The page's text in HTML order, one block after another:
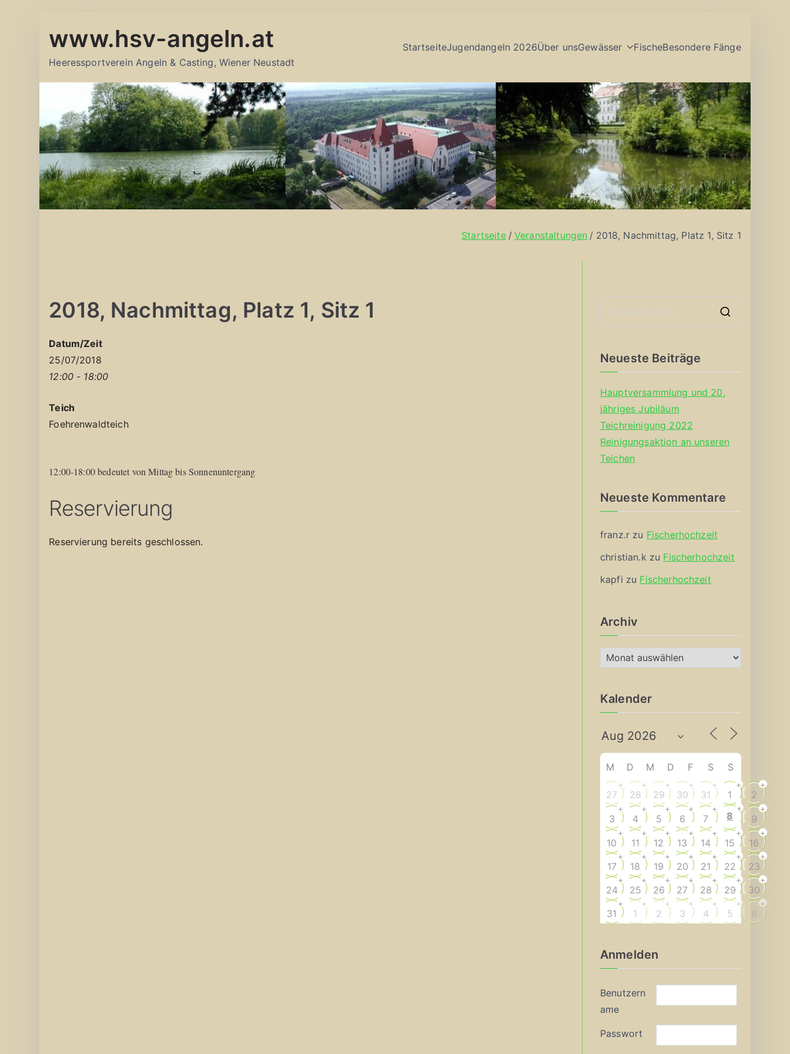
Inhalt
www.hsv-angeln.at
Heeressportverein Angeln & Casting, Wiener Neustadt
StartseiteJugendangeln 2026Über unsGewässer FischeBesondere Fänge
Startseite Veranstaltungen 2018, Nachmittag, Platz 1, Sitz 1
2018, Nachmittag, Platz 1, Sitz 1
Datum/Zeit
25/07/2018
12:00 - 18:00
Teich
Foehrenwaldteich
12:00-18:00 bedeutet von Mittag bis Sonnenuntergang
Reservierung
Reservierung bereits geschlossen.
Neueste Beiträge
Hauptversammlung und 20.
jähriges Jubiläum
Teichreinigung 2022
Reinigungsaktion an unseren
Teichen
Neueste Kommentare
franz.r zu Fischerhochzeit
christian.k zu Fischerhochzeit
kapfi zu Fischerhochzeit
Archiv
r
h
v
Kalender
M D M D F S S
27
+
28
+
29
+
30
+
31
+
1
+
2
+
3
+
4
+
5
+
6
+
7
+
8
+
9
+
10
+
11
+
12
+
13
+
14
+
15
+
16
+
17
+
18
+
19
+
20
+
21
+
22
+
23
+
24
+
25
+
26
+
27
+
28
+
29
+
30
+
31
+
1
+
2
+
3
+
4
+
5
+
6
+
Anmelden
Benutzern
ame
Passwort